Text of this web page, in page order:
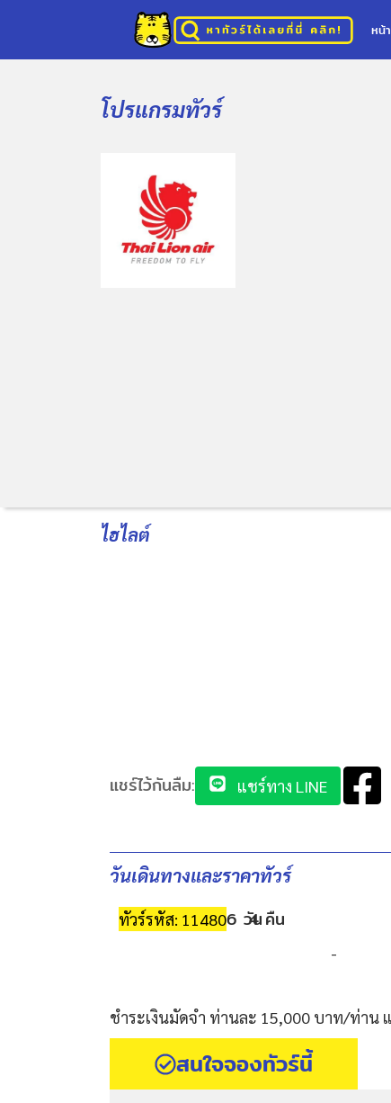
หน้
โปรแกรมทัวร์
ไฮไลต์
แชร์ไว้กันลืม: แชร์ทาง LINE
วันเดินทางและราคาทัวร์
ทัวร์รหัส: 114806 วัน4 คืน
-
ชำระเงินมัดจำ ท่านละ 15,000 บาท/ท่าน
สนใจจองทัวร์นี้